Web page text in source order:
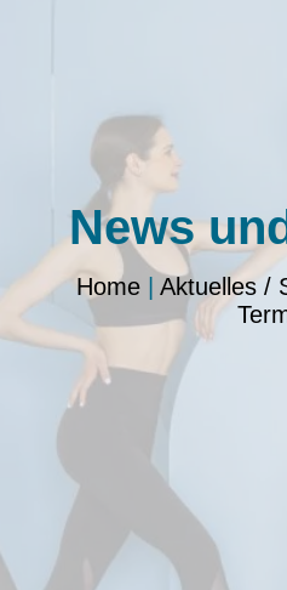
News
Home| Aktuelles /